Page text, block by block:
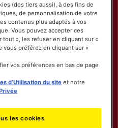
(des tiers aussi), à des fins de
de personnalisation de votre
contenus plus adaptés à vos
Vous pouvez accepter ces
», les refuser en cliquant sur «
vous préférez en cliquant sur «
vos préférences en bas de page
d’Utilisation du site et notre
les cookies